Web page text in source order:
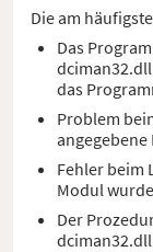
Die am
Das
das
Problem
Fehler beim
Modul
Der